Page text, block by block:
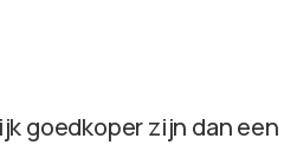
goedkoper zijn dan een